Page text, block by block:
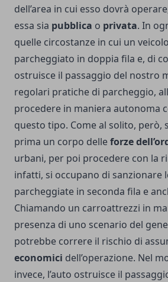
dell’area in cui esso dovrà
essa sia pubblica o privata. In
quelle circostanze in cui un
parcheggiato in doppia fila e, di
ostruisce il passaggio del nostro
regolari pratiche di parcheggio,
procedere in maniera autonoma
questo tipo. Come al solito, però,
prima un corpo delleforze
urbani, per poi procedere con la
infatti, si occupano di sanzionare
parcheggiate in seconda fila e
Chiamando un carroattrezzi in
presenza di uno scenario del
potrebbe correre il rischio di
economici dell’operazione. Nel
invece, l’auto ostruisce il